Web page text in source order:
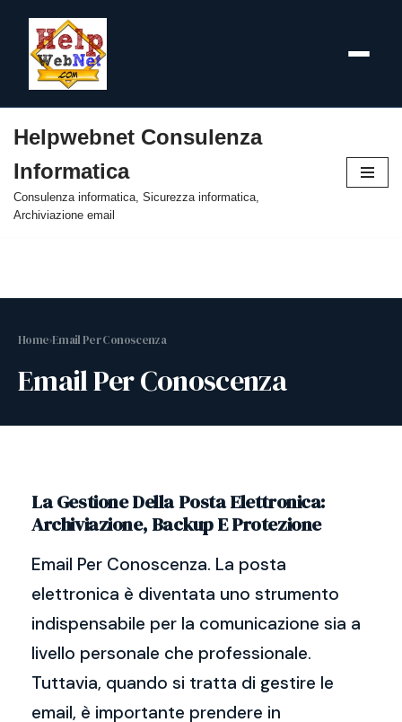
al
contenuto
Helpwebnet Consulenza
Informatica
Consulenza informatica, Sicurezza informatica,
Archiviazione email
Home›Email Per Conoscenza
Email Per Conoscenza
La Gestione Della Posta Elettronica:
Archiviazione, Backup E Protezione
Email Per Conoscenza. La posta
elettronica è diventata uno strumento
indispensabile per la comunicazione sia a
livello personale che professionale.
Tuttavia, quando si tratta di gestire le
email, è importante prendere in